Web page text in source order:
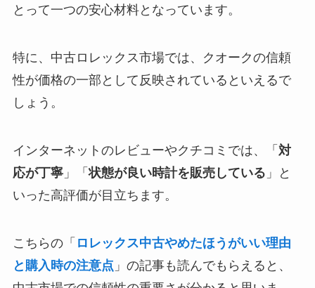
とって一つの安心材料となっています。
特に、中古ロレックス市場では、クオークの信頼
性が価格の一部として反映されているといえるで
しょう。
インターネットのレビューやクチコミでは、「 対
応が丁寧」「状態が良い時計を販売している 」と
いった高評価が目立ちます。
こちらの「 ロレックス中古やめたほうがいい理由
と購入時の注意点 」の記事も読んでもらえると、